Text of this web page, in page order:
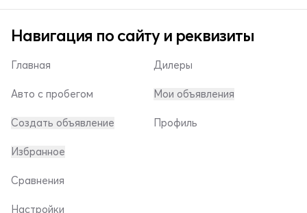
Навигация по сайту и реквизиты
Главная
Авто с пробегом
Создать объявление
Дилеры
Мои объявления
Профиль
Избранное
Сравнения
Настройки